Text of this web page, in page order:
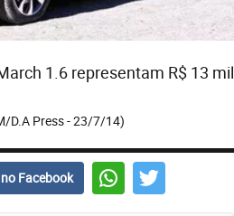
1.6 representam R$ 13 mil
D.A Press - 23/7/14)
Facebook